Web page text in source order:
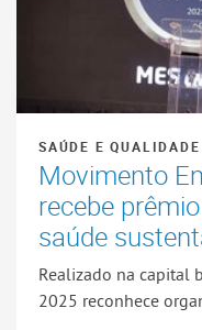
SAÚDE E
Movimento
recebe
saúde
Realizado na capital
2025 reconhece